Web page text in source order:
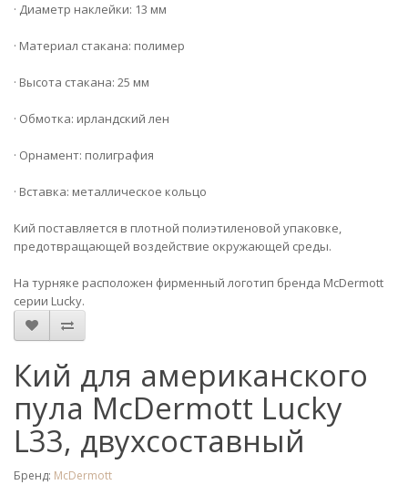
· Диаметр наклейки: 13 мм
· Материал стакана: полимер
· Высота стакана: 25 мм
· Обмотка: ирландский лен
· Орнамент: полиграфия
· Вставка: металлическое кольцо
Кий поставляется в плотной полиэтиленовой упаковке,
предотвращающей воздействие окружающей среды.
На турняке расположен фирменный логотип бренда McDermott
серии Lucky.
Кий для американского
пула McDermott Lucky
L33, двухсоставный
Бренд: McDermott